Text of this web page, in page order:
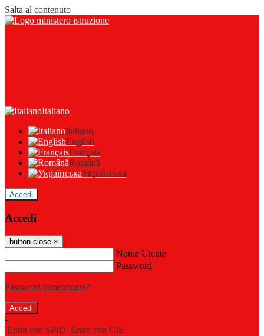
Salta al contenuto
Italiano
Italiano
English
Français
Română
Українська
Accedi
Accedi
button close ×
Nome Utente
Password
Password dimenticata?
-
Entra con SPID Entra con CIE